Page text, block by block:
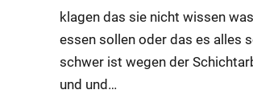
klagen das sie nicht wissen
essen sollen oder das es alles
schwer ist wegen der
und und…